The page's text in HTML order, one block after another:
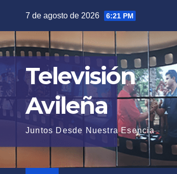
contenido
7 de agosto de 2026 6:21 PM
Televisión
Avileña
Juntos Desde Nuestra Esencia